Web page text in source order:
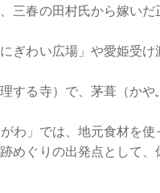
三春の田村氏から嫁いだ
ぎわい広場」や愛姫受
する寺）で、茅葺（かや
わ」では、地元食材を
めぐりの出発点として